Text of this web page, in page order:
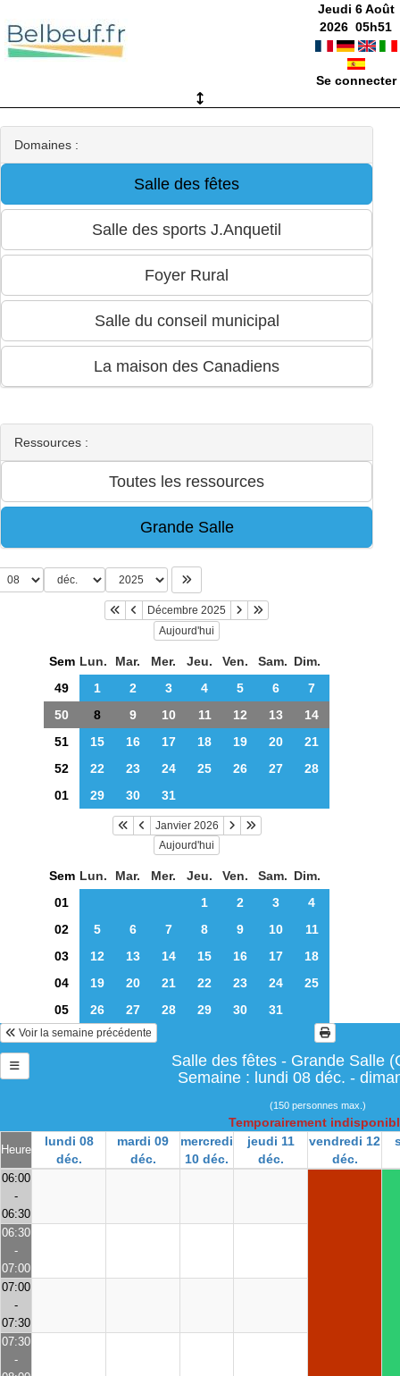
Jeudi 6 Août
2026 05h51
Se connecter
Domaines :
Ressources :
Décembre 2025
Aujourd'hui
Sem Lun. Mar. Mer. Jeu. Ven. Sam. Dim.
49
1 2 3 4 5 6
7
50
8 9 10 11 12 13
14
51
15 16 17 18 19 20
21
52
22 23 24 25 26 27
28
01
29 30 31
Janvier 2026
Aujourd'hui
Sem Lun. Mar. Mer. Jeu. Ven. Sam. Dim.
01
1 2 3
4
02
5 6 7 8 9 10
11
03
12 13 14 15 16 17
18
04
19 20 21 22 23 24
25
05
26 27 28 29 30 31
Voir la semaine précédente
Salle des fêtes - Grande Salle
Semaine : lundi 08 déc. -
(150 personnes max.)
Temporairement
Heure
lundi 08
déc.
mardi 09
déc.
mercredi
10 déc.
jeudi 11
déc.
vendredi 12
déc.
06:00
-
06:30
06:30
-
07:00
07:00
-
07:30
07:30
-